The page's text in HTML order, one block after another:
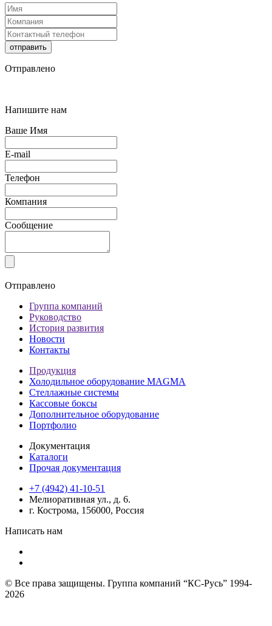
Отправлено
Напишите нам
Ваше Имя
E-mail
Телефон
Компания
Сообщение
Отправлено
Группа компаний
Руководство
История развития
Новости
Контакты
Продукция
Холодильное оборудование MAGMA
Стеллажные системы
Кассовые боксы
Дополнительное оборудование
Портфолио
Документация
Каталоги
Прочая документация
+7 (4942) 41-10-51
Мелиоративная ул., д. 6.
г. Кострома, 156000, Россия
Написать нам
© Все права защищены. Группа компаний “КС-Русь” 1994-
2026